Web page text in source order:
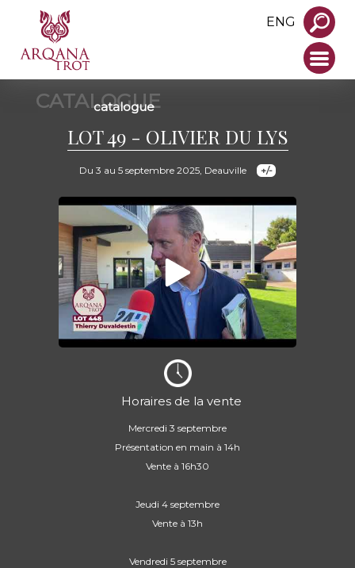
ENG
CATALOGUE
catalogue
LOT 49 - OLIVIER DU LYS
Du 3 au 5 septembre 2025, Deauville
Horaires de la vente
Mercredi 3 septembre
Présentation en main à 14h
Vente à 16h30
Jeudi 4 septembre
Vente à 13h
Vendredi 5 septembre